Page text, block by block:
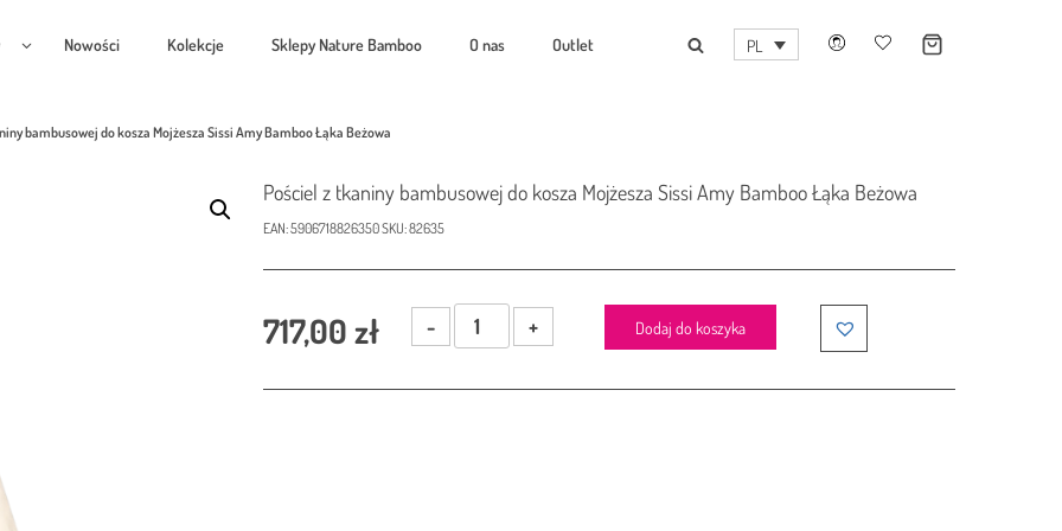
Nowości Kolekcje Sklepy Nature Bamboo O nas Outlet PL
bambusowej do kosza Mojżesza Sissi Amy Bamboo Łąka Beżowa
Pościel z tkaniny bambusowej do kosza Mojżesza Sissi Amy Bamboo Łąka Beżowa
EAN:5906718826350SKU:82635
717,00zł
ilość
Pościel
tkaniny
Dodaj do koszyka